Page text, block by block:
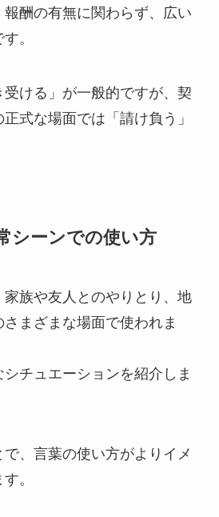
報酬の有無に関わらず、広い
。
受ける」が一般的ですが、契
式な場面では「請け負う」
シーンでの使い方
家族や友人とのやりとり、地
まざまな場面で使われま
チュエーションを紹介しま
、言葉の使い方がよりイメ
。